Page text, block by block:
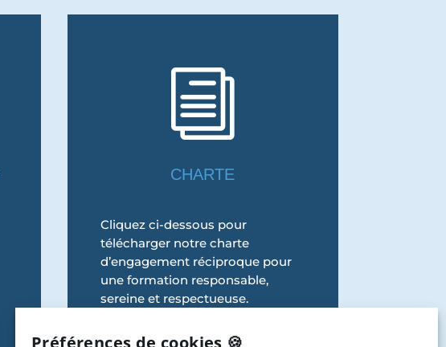
Préférences de cookies 🍪
i
CHARTE
Cliquez ci-dessous pour
télécharger notre charte
d’engagement réciproque pour
une formation responsable,
sereine et respectueuse.
Télécharger